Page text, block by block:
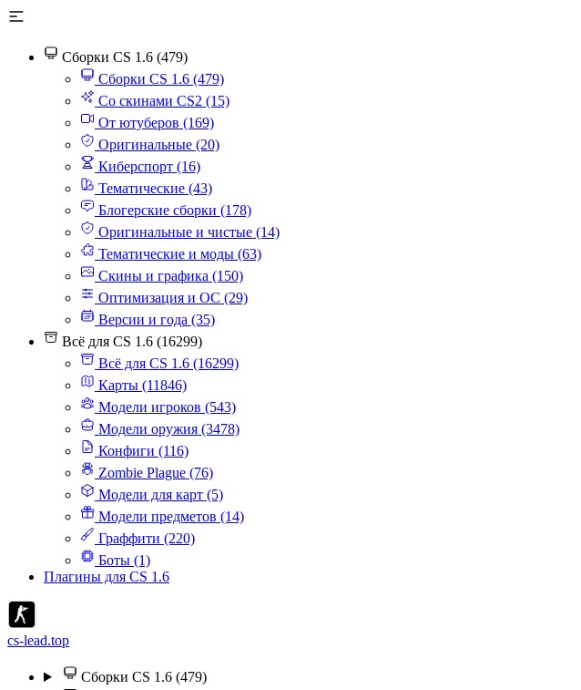
Сборки CS 1.6 (479)
Сборки CS 1.6 (479)
Со скинами CS2 (15)
От ютуберов (169)
Оригинальные (20)
Киберспорт (16)
Тематические (43)
Блогерские сборки (178)
Оригинальные и чистые (14)
Тематические и моды (63)
Скины и графика (150)
Оптимизация и ОС (29)
Версии и года (35)
Всё для CS 1.6 (16299)
Всё для CS 1.6 (16299)
Карты (11846)
Модели игроков (543)
Модели оружия (3478)
Конфиги (116)
Zombie Plague (76)
Модели для карт (5)
Модели предметов (14)
Граффити (220)
Боты (1)
Плагины для CS 1.6
cs-lead.top
Сборки CS 1.6 (479)